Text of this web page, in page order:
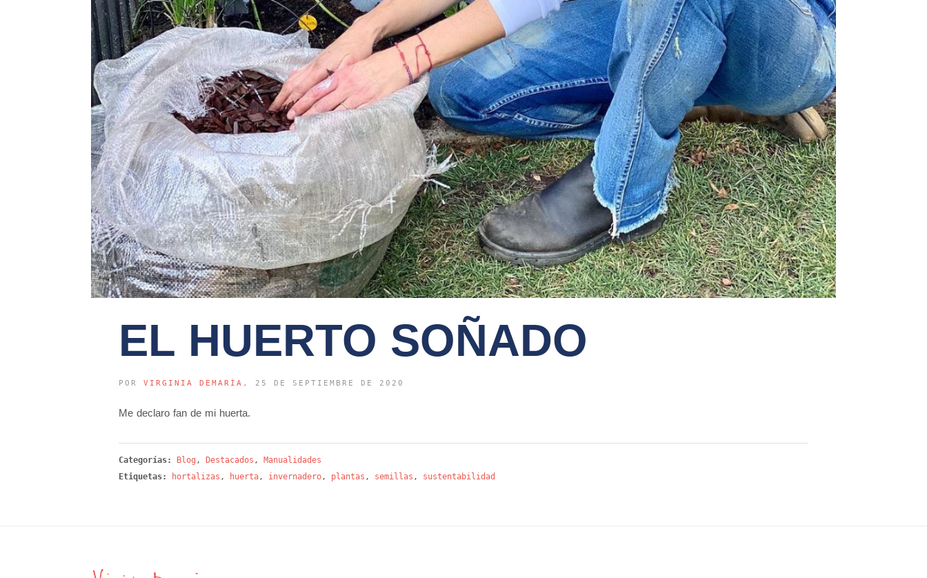
EL HUERTO SOÑADO
POR VIRGINIA DEMARÍA , 25 DE SEPTIEMBRE DE 2020
Me declaro fan de mi huerta.
Categorías: Blog , Destacados , Manualidades
Etiquetas:
hortalizas , huerta, invernadero, plantas , semillas , sustentabilidad